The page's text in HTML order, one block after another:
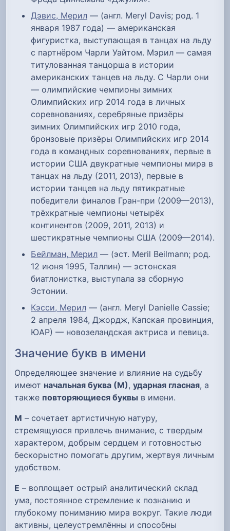
Дэвис, Мерил — (англ. Meryl Davis; род. 1
января 1987 года) — американская
фигуристка, выступающая в танцах на льду
с партнёром Чарли Уайтом. Мэрил — самая
титулованная танцорша в истории
американских танцев на льду. С Чарли они
— олимпийские чемпионы зимних
Олимпийских игр 2014 года в личных
соревнованиях, серебряные призёры
зимних Олимпийских игр 2010 года,
бронзовые призёры Олимпийских игр 2014
года в командных соревнованиях, первые в
истории США двукратные чемпионы мира в
танцах на льду (2011, 2013), первые в
истории танцев на льду пятикратные
победители финалов Гран-при (2009—2013),
трёхкратные чемпионы четырёх
континентов (2009, 2011, 2013) и
шестикратные чемпионы США (2009—2014).
Бейлман, Мерил — (эст. Meril Beilmann; род.
12 июня 1995, Таллин) — эстонская
биатлонистка, выступала за сборную
Эстонии.
Кэсси, Мерил — (англ. Meryl Danielle Cassie;
2 апреля 1984, Джордж, Капская провинция,
ЮАР) — новозеландская актриса и певица.
Значение букв в имени
Определяющее значение и влияние на судьбу
имеют начальная буква (М), ударная гласная, а
также повторяющиеся буквы в имени.
М – сочетает артистичную натуру,
стремящуюся привлечь внимание, с твердым
характером, добрым сердцем и готовностью
бескорыстно помогать другим, жертвуя личным
удобством.
Е – воплощает острый аналитический склад
ума, постоянное стремление к познанию и
глубокому пониманию мира вокруг. Такие люди
активны, целеустремлённы и способны